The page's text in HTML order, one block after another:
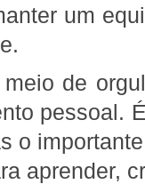
um
de
pessoal.
o
aprender,